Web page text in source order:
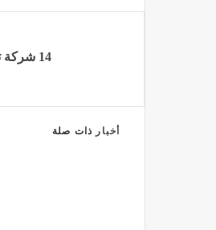
14 شركة تتصدر تداولات سوق الشركات الصغيرة والمتوسطة بالبورصة المصرية خلال الأسبوع
أخبار ذات صلة